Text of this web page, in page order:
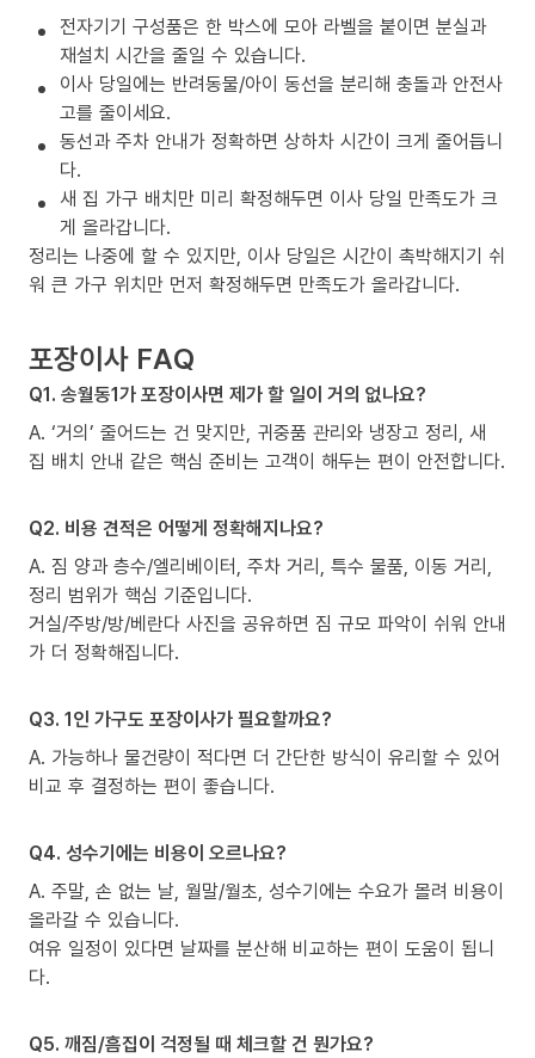
전자기기 구성품은 한 박스에 모아 라벨을 붙이면 분실과
재설치 시간을 줄일 수 있습니다.
이사 당일에는 반려동물/아이 동선을 분리해 충돌과 안전사
고를 줄이세요.
동선과 주차 안내가 정확하면 상하차 시간이 크게 줄어듭니
다.
새 집 가구 배치만 미리 확정해두면 이사 당일 만족도가 크
게 올라갑니다.
정리는 나중에 할 수 있지만, 이사 당일은 시간이 촉박해지기 쉬
워 큰 가구 위치만 먼저 확정해두면 만족도가 올라갑니다.
포장이사 FAQ
Q1. 송월동1가 포장이사면 제가 할 일이 거의 없나요?
A. ‘거의’ 줄어드는 건 맞지만, 귀중품 관리와 냉장고 정리, 새
집 배치 안내 같은 핵심 준비는 고객이 해두는 편이 안전합니다.
Q2. 비용 견적은 어떻게 정확해지나요?
A. 짐 양과 층수/엘리베이터, 주차 거리, 특수 물품, 이동 거리,
정리 범위가 핵심 기준입니다.
거실/주방/방/베란다 사진을 공유하면 짐 규모 파악이 쉬워 안내
가 더 정확해집니다.
Q3. 1인 가구도 포장이사가 필요할까요?
A. 가능하나 물건량이 적다면 더 간단한 방식이 유리할 수 있어
비교 후 결정하는 편이 좋습니다.
Q4. 성수기에는 비용이 오르나요?
A. 주말, 손 없는 날, 월말/월초, 성수기에는 수요가 몰려 비용이
올라갈 수 있습니다.
여유 일정이 있다면 날짜를 분산해 비교하는 편이 도움이 됩니
다.
Q5. 깨짐/흠집이 걱정될 때 체크할 건 뭔가요?